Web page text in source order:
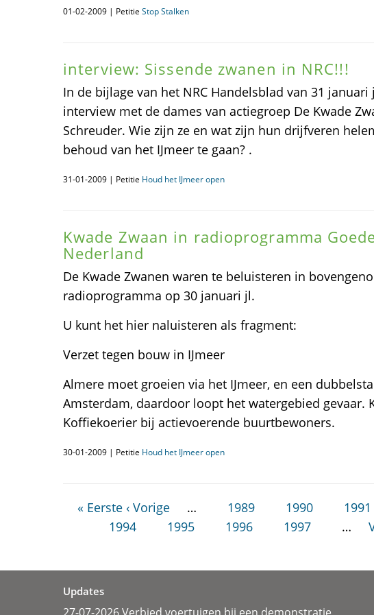
01-02-2009 | Petitie Stop Stalken
interview: Sissende zwanen in NRC!!!
In de bijlage van het NRC Handelsblad van 31
interview met de dames van actiegroep De Kwade
Schreuder. Wie zijn ze en wat zijn hun drijfveren
behoud van het IJmeer te gaan? .
31-01-2009 | Petitie Houd het IJmeer open
Kwade Zwaan in radioprogramma
Nederland
De Kwade Zwanen waren te beluisteren in
radioprogramma op 30 januari jl.
U kunt het hier naluisteren als fragment:
Verzet tegen bouw in IJmeer
Almere moet groeien via het IJmeer, en een
Amsterdam, daardoor loopt het watergebied gevaar.
Koffiekoerier bij actievoerende buurtbewoners.
30-01-2009 | Petitie Houd het IJmeer open
« Eerste ‹ Vorige … 1989 1990 1991
1994
1995 1996 1997 …
Updates